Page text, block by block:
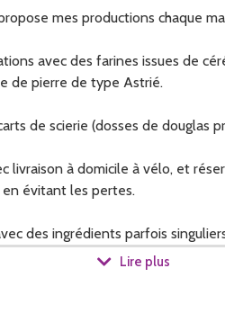
mes productions chaque
avec des farines issues de
de pierre de type Astrié.
de scierie (dosses de douglas
livraison à domicile à vélo, et
en évitant les pertes.
des ingrédients parfois
Lire plus